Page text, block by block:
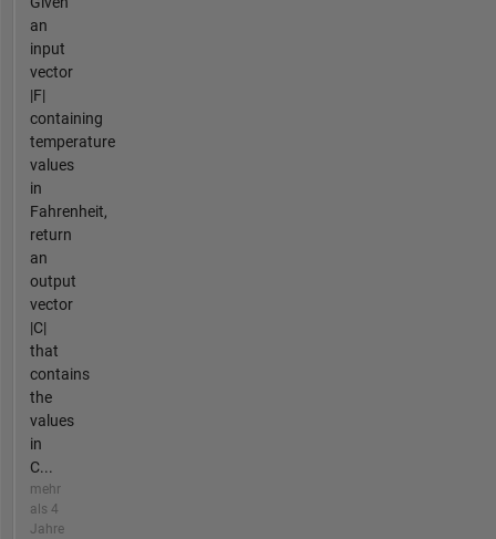
an
input
vector
|F|
containing
temperature
values
in
Fahrenheit,
return
an
output
vector
|C|
that
contains
the
values
in
C...
mehr
als 4
Jahre